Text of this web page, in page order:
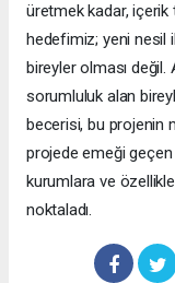
üretmek kadar,
hedefimiz; yeni nesil
bireyler olması değil.
sorumluluk alan
becerisi, bu projenin
projede emeği
kurumlara ve
noktaladı.